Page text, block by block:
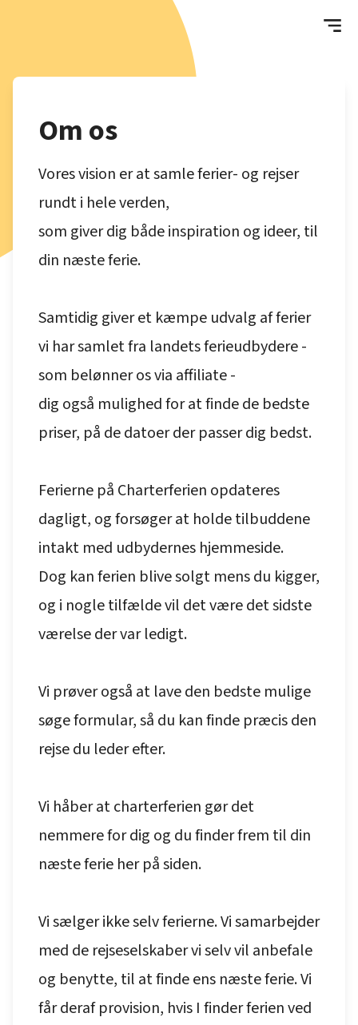
Om os
Vores vision er at samle ferier- og rejser
rundt i hele verden,
som giver dig både inspiration og ideer, til
din næste ferie.
Samtidig giver et kæmpe udvalg af ferier
vi har samlet fra landets ferieudbydere -
som belønner os via affiliate -
dig også mulighed for at finde de bedste
priser, på de datoer der passer dig bedst.
Ferierne på Charterferien opdateres
dagligt, og forsøger at holde tilbuddene
intakt med udbydernes hjemmeside.
Dog kan ferien blive solgt mens du kigger,
og i nogle tilfælde vil det være det sidste
værelse der var ledigt.
Vi prøver også at lave den bedste mulige
søge formular, så du kan finde præcis den
rejse du leder efter.
Vi håber at charterferien gør det
nemmere for dig og du finder frem til din
næste ferie her på siden.
Vi sælger ikke selv ferierne. Vi samarbejder
med de rejseselskaber vi selv vil anbefale
og benytte, til at finde ens næste ferie. Vi
får deraf provision, hvis I finder ferien ved